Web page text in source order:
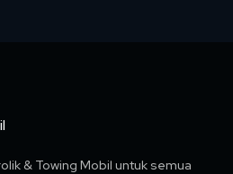
& Towing Mobil untuk semua